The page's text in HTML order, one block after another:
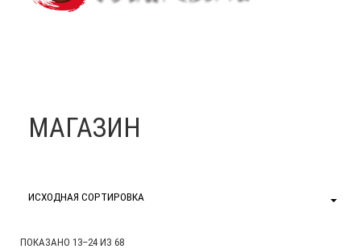
АКЦИИ
ТУРЫ ПО КИТАЮ
КОРЗИНА
МАГАЗИН
ИСХОДНАЯ СОРТИРОВКА
ПОКАЗАНО 13–24 ИЗ 68